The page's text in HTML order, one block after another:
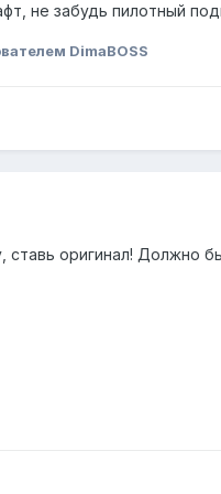
не забудь пилотный
DimaBOSS
ставь оригинал! Должно